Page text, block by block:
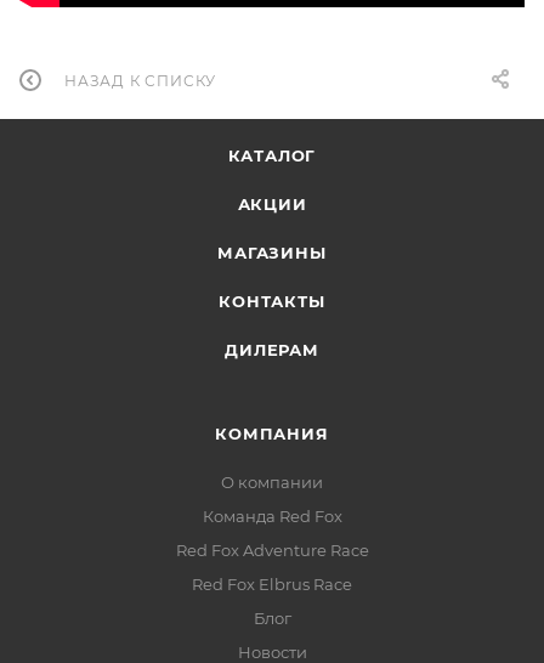
НАЗАД К СПИСКУ
КАТАЛОГ
АКЦИИ
МАГАЗИНЫ
КОНТАКТЫ
ДИЛЕРАМ
КОМПАНИЯ
О компании
Команда Red Fox
Red Fox Adventure Race
Red Fox Elbrus Race
Блог
Новости